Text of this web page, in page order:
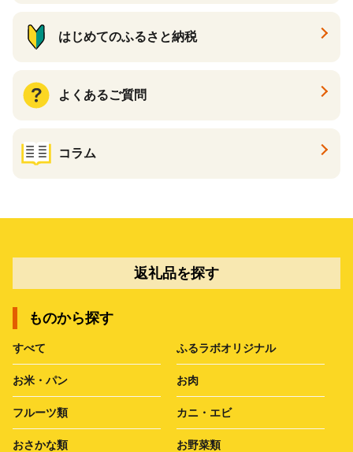
はじめてのふるさと納税
よくあるご質問
コラム
返礼品を探す
ものから探す
すべて ふるラボオリジナル
お米・パン お肉
フルーツ類 カニ・エビ
おさかな類 お野菜類